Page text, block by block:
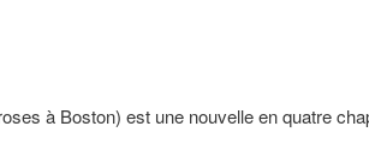
à Boston) est une nouvelle en quatre